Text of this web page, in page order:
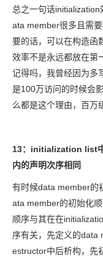
总之一句话
ata member很多且需
要的话，可以在构造函
效率不是永远都放在第
记得吗，我曾经因为多
是100万访问的时候会
么都是这个理由，百万
13：initialization list
内的声明次序相同
有时候data member的
ata member的初始化
顺序与其在在
序有关，先定义的data
estructor中后析构，先